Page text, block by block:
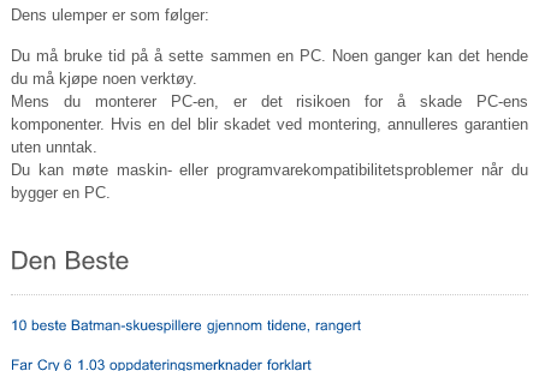
Dens ulemper er som følger:
Du må bruke tid på å sette sammen en PC. Noen ganger kan det hende
du må kjøpe noen verktøy.
Mens du monterer PC-en, er det risikoen for å skade PC-ens
komponenter. Hvis en del blir skadet ved montering, annulleres garantien
uten unntak.
Du kan møte maskin- eller programvarekompatibilitetsproblemer når du
bygger en PC.